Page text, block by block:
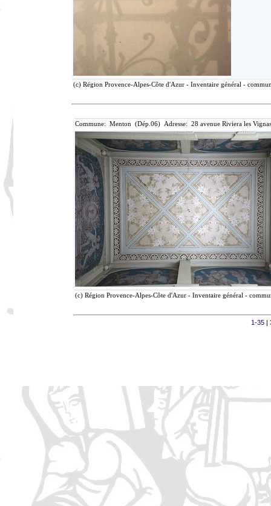
(c) Région Provence-Alpes-Côte d'Azur - Inventaire général -
Commune: Menton (Dép.06) Adresse: 28 avenue Riviera les
(c) Région Provence-Alpes-Côte d'Azur - Inventaire général -
1-35|